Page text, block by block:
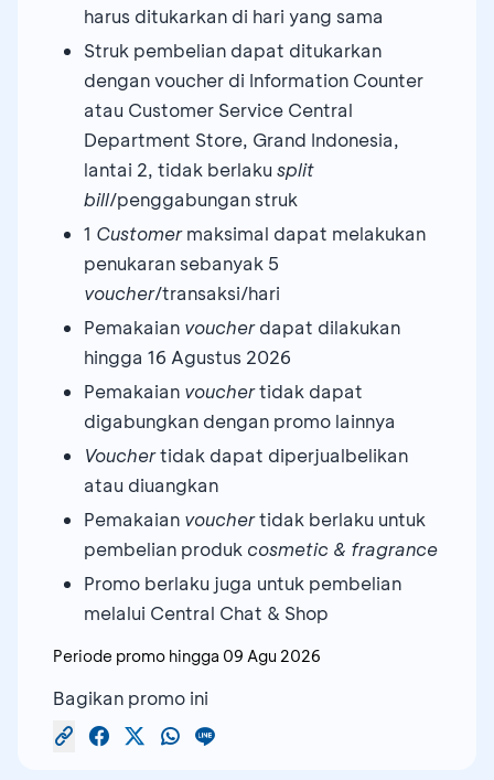
harus ditukarkan di hari yang sama
Struk pembelian dapat ditukarkan
dengan voucher di Information Counter
atau Customer Service Central
Department Store, Grand Indonesia,
lantai 2, tidak berlaku split
bill/penggabungan struk
1 Customermaksimal dapat melakukan
penukaran sebanyak 5
voucher/transaksi/hari
Pemakaian voucherdapat dilakukan
hingga 16 Agustus 2026
Pemakaian vouchertidak dapat
digabungkan dengan promo lainnya
Vouchertidak dapat diperjualbelikan
atau diuangkan
Pemakaian vouchertidak berlaku untuk
pembelian produk cosmetic & fragrance
Promo berlaku juga untuk pembelian
melalui Central Chat & Shop
Periode promo hingga 09 Agu 2026
Bagikan promo ini